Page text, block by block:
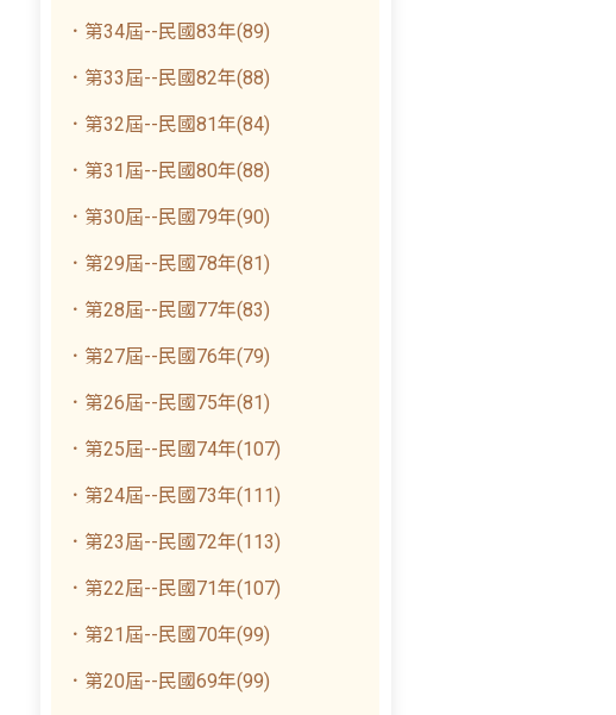
．第34屆--民國83年(89)
．第33屆--民國82年(88)
．第32屆--民國81年(84)
．第31屆--民國80年(88)
．第30屆--民國79年(90)
．第29屆--民國78年(81)
．第28屆--民國77年(83)
．第27屆--民國76年(79)
．第26屆--民國75年(81)
．第25屆--民國74年(107)
．第24屆--民國73年(111)
．第23屆--民國72年(113)
．第22屆--民國71年(107)
．第21屆--民國70年(99)
．第20屆--民國69年(99)